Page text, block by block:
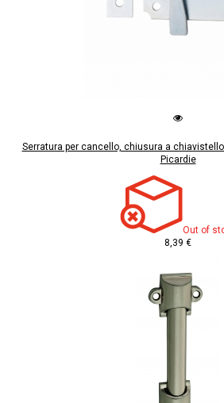
Serratura per cancello, chiusura a
Picardie
Out of
8,39 €